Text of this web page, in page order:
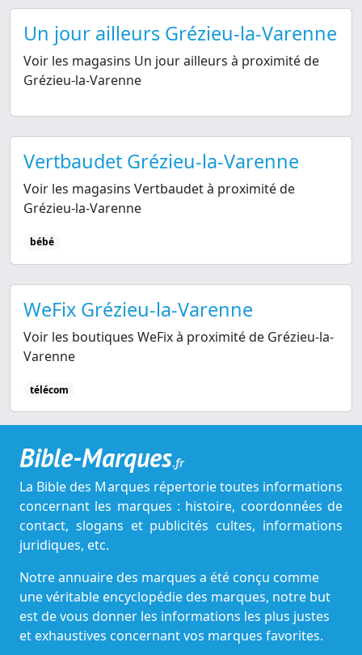
Un jour ailleurs Grézieu-la-Varenne
Voir les magasins Un jour ailleurs à proximité de
Grézieu-la-Varenne
Vertbaudet Grézieu-la-Varenne
Voir les magasins Vertbaudet à proximité de
Grézieu-la-Varenne
bébé
WeFix Grézieu-la-Varenne
Voir les boutiques WeFix à proximité de Grézieu-la-
Varenne
télécom
Bible-Marques.fr
La Bible des Marques répertorie toutes informations
concernant les marques : histoire, coordonnées de
contact, slogans et publicités cultes, informations
juridiques, etc.
Notre annuaire des marques a été conçu comme
une véritable encyclopédie des marques, notre but
est de vous donner les informations les plus justes
et exhaustives concernant vos marques favorites.